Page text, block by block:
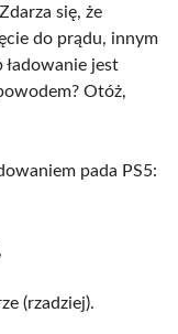
się, że
do prądu, innym
ładowanie jest
Otóż,
pada PS5:
(rzadziej).